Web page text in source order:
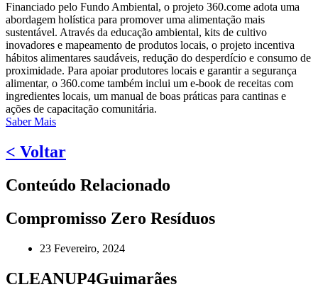
Financiado pelo Fundo Ambiental, o projeto 360.come adota uma
abordagem holística para promover uma alimentação mais
sustentável. Através da educação ambiental, kits de cultivo
inovadores e mapeamento de produtos locais, o projeto incentiva
hábitos alimentares saudáveis, redução do desperdício e consumo de
proximidade. Para apoiar produtores locais e garantir a segurança
alimentar, o 360.come também inclui um e-book de receitas com
ingredientes locais, um manual de boas práticas para cantinas e
ações de capacitação comunitária.
Saber Mais
< Voltar
Conteúdo Relacionado
Compromisso Zero Resíduos
23 Fevereiro, 2024
CLEANUP4Guimarães